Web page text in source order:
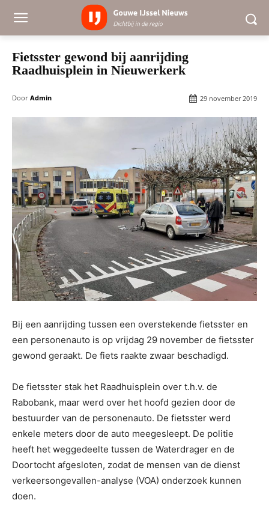
Fietsster gewond bij aanrijding
Raadhuisplein in Nieuwerkerk
Door Admin 29 november 2019
Bij een aanrijding tussen een overstekende fietsster en
een personenauto is op vrijdag 29 november de fietsster
gewond geraakt. De fiets raakte zwaar beschadigd.
De fietsster stak het Raadhuisplein over t.h.v. de
Rabobank, maar werd over het hoofd gezien door de
bestuurder van de personenauto. De fietsster werd
enkele meters door de auto meegesleept. De politie
heeft het weggedeelte tussen de Waterdrager en de
Doortocht afgesloten, zodat de mensen van de dienst
verkeersongevallen-analyse (VOA) onderzoek kunnen
doen.